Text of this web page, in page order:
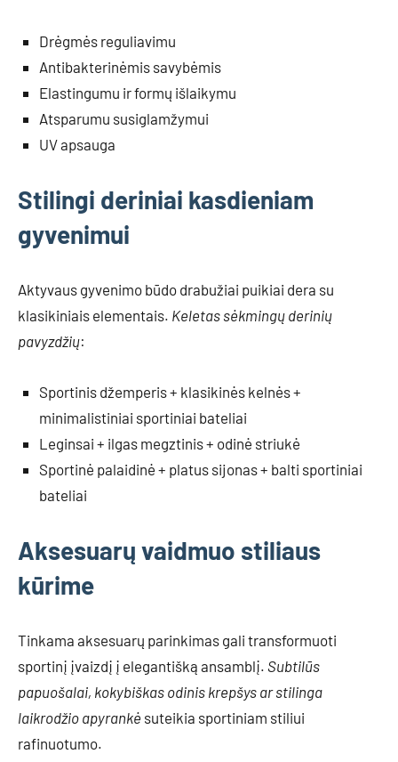
Drėgmės reguliavimu
Antibakterinėmis savybėmis
Elastingumu ir formų išlaikymu
Atsparumu susiglamžymui
UV apsauga
Stilingi deriniai kasdieniam
gyvenimui
Aktyvaus gyvenimo būdo drabužiai puikiai dera su
klasikiniais elementais. Keletas sėkmingų derinių
pavyzdžių:
Sportinis džemperis + klasikinės kelnės +
minimalistiniai sportiniai bateliai
Leginsai + ilgas megztinis + odinė striukė
Sportinė palaidinė + platus sijonas + balti sportiniai
bateliai
Aksesuarų vaidmuo stiliaus
kūrime
Tinkama aksesuarų parinkimas gali transformuoti
sportinį įvaizdį į elegantišką ansamblį. Subtilūs
papuošalai, kokybiškas odinis krepšys ar stilinga
laikrodžio apyrankė suteikia sportiniam stiliui
rafinuotumo.